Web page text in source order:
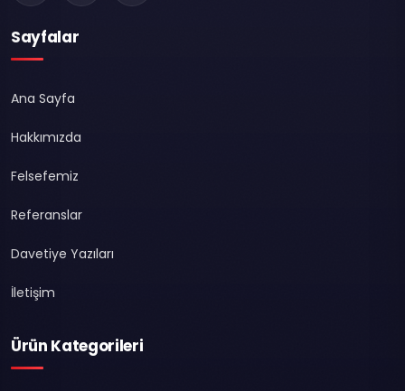
Sayfalar
Ana Sayfa
Hakkımızda
Felsefemiz
Referanslar
Davetiye Yazıları
İletişim
Ürün Kategorileri